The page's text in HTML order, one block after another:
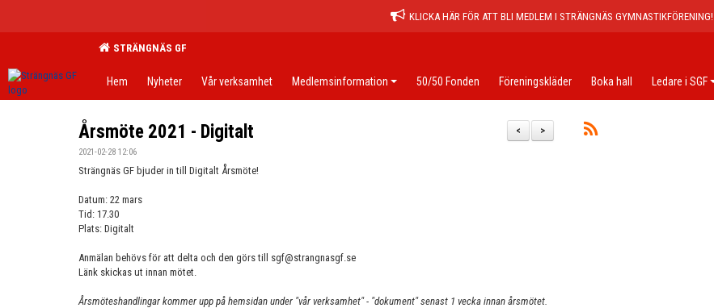
KLICKA HÄR FÖR ATT BLI MEDLEM I STRÄNGNÄS GYMNASTIKFÖRENING!
STRÄNGNÄS GF
Hem Nyheter Vår verksamhet Medlemsinformation 50/50 Fonden Föreningskläder Boka hall Ledare i SGF
>
<
Årsmöte 2021 - Digitalt
2021-02-28 12:06
Strängnäs GF bjuder in till Digitalt Årsmöte!
Datum: 22 mars
Tid: 17.30
Plats: Digitalt
Anmälan behövs för att delta och den görs till sgf@strangnasgf.se
Länk skickas ut innan mötet.
Årsmöteshandlingar kommer upp på hemsidan under "vår verksamhet" - "dokument" senast 1 vecka innan årsmötet.